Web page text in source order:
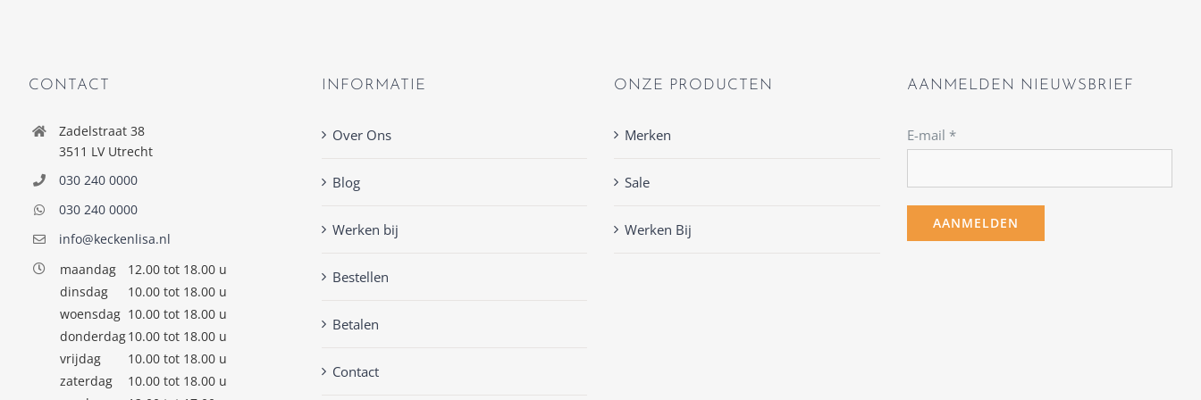
CONTACT
Zadelstraat 38
3511 LV Utrecht
030 240 0000
030 240 0000
info@keckenlisa.nl
maandag
12.00 tot 18.00 u
dinsdag
10.00 tot 18.00 u
woensdag 10.00 tot 18.00 u
donderdag10.00 tot 18.00 u
vrijdag
10.00 tot 18.00 u
zaterdag
10.00 tot 18.00 u
INFORMATIE
Over Ons
Blog
Werken bij
Bestellen
Betalen
Contact
ONZE PRODUCTEN
Merken
Sale
Werken Bij
AANMELDEN NIEUWSBRIEF
E-mail *